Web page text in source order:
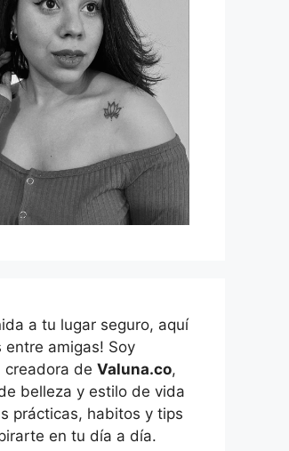
a tu lugar seguro, aquí
entre amigas! Soy
creadora de Valuna.co,
belleza y estilo de vida
prácticas, habitos y tips
en tu día a día.